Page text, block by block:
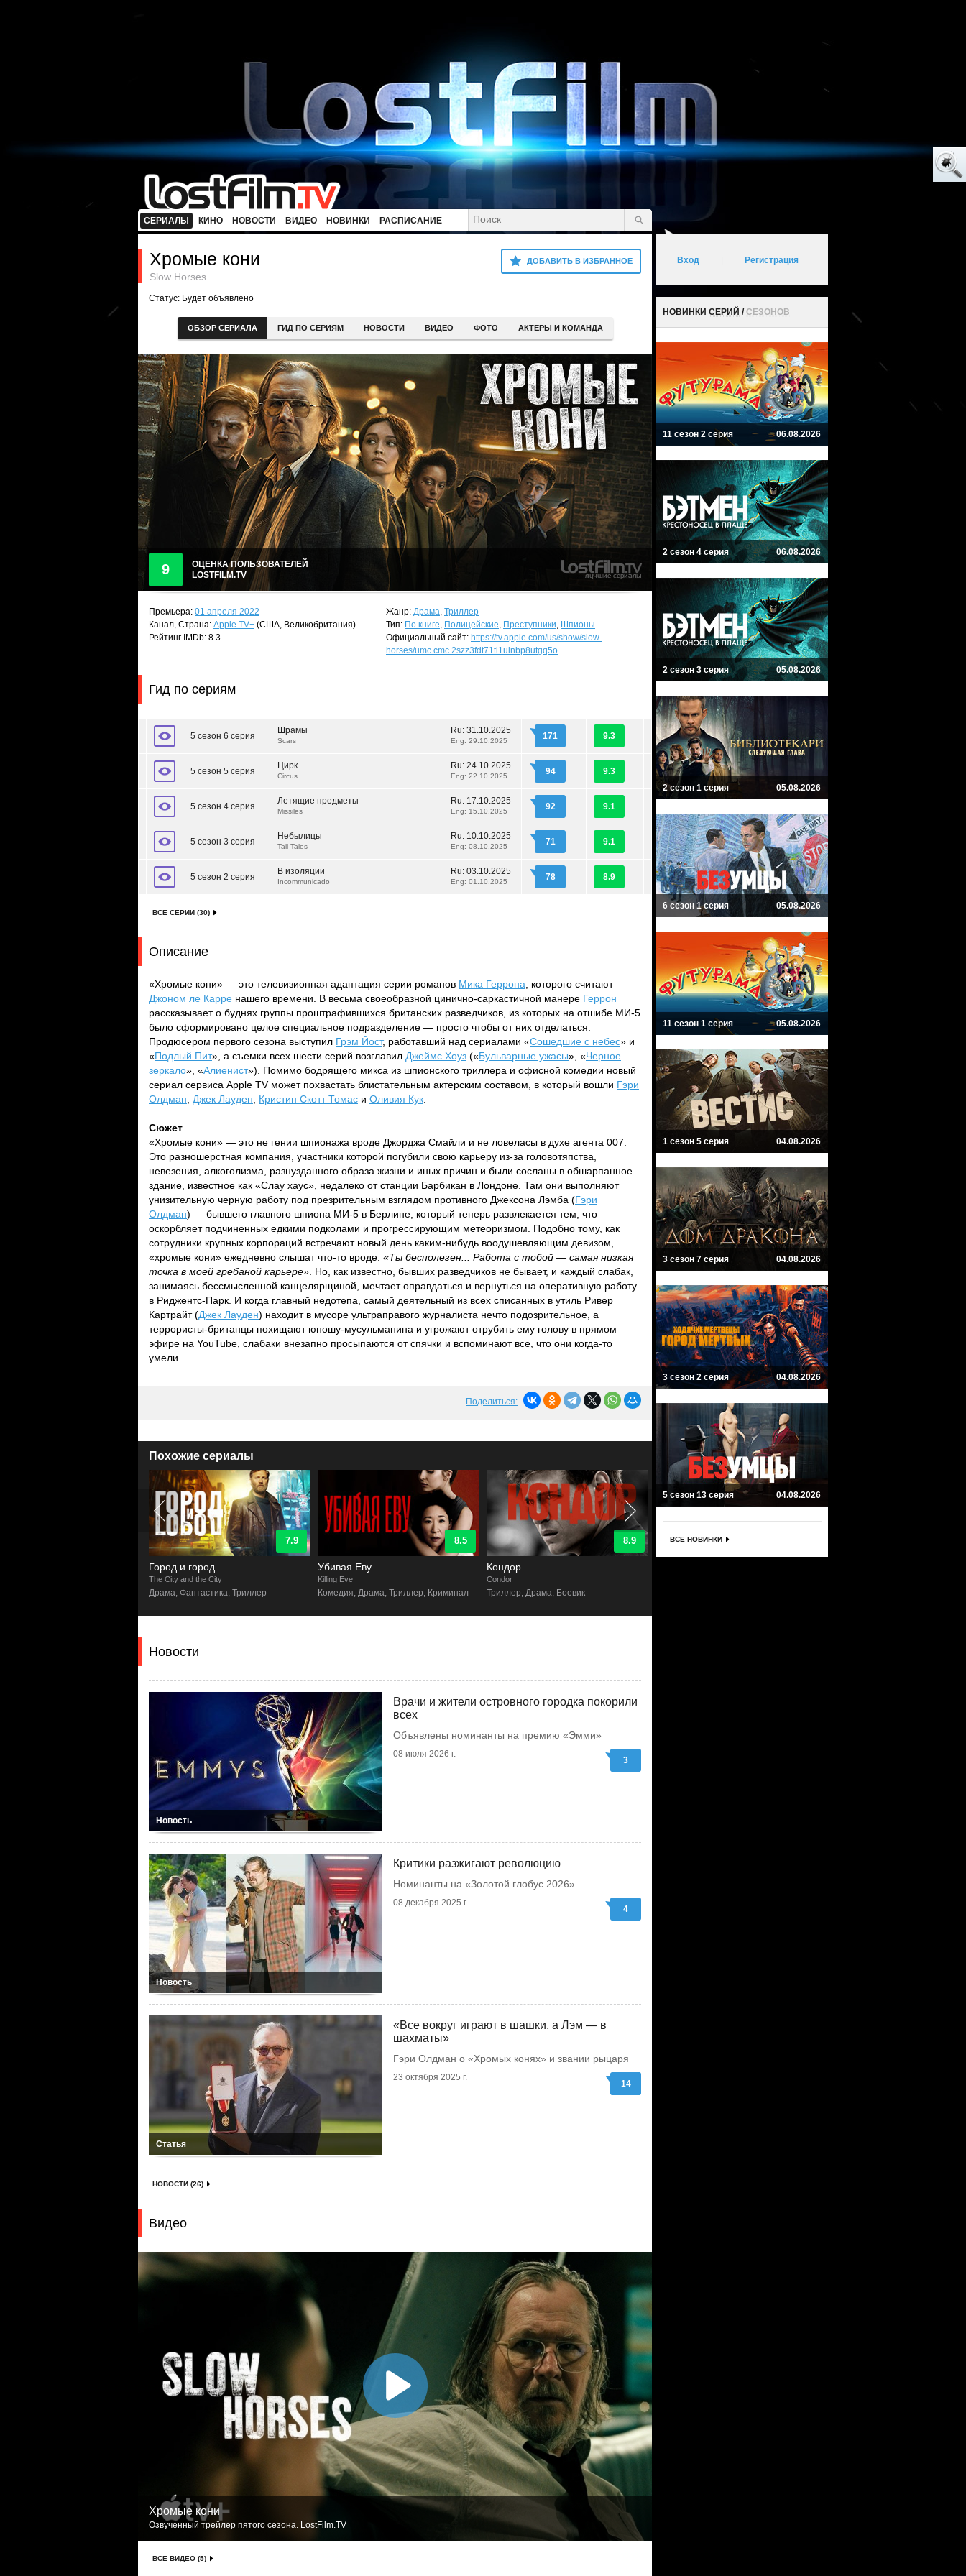
СЕРИАЛЫ КИНО НОВОСТИ ВИДЕО НОВИНКИ РАСПИСАНИЕ
ДОБАВИТЬ В ИЗБРАННОЕ
Хромые кони
Slow Horses
Статус: Будет объявлено
ОБЗОР СЕРИАЛА ГИД ПО СЕРИЯМ НОВОСТИ ВИДЕО ФОТО АКТЕРЫ И КОМАНДА
9
ОЦЕНКА ПОЛЬЗОВАТЕЛЕЙ
LOSTFILM.TV
Премьера: 01 апреля 2022
Канал, Страна: Apple TV+ (США, Великобритания)
Рейтинг IMDb: 8.3
Жанр: Драма, Триллер
Тип: По книге, Полицейские, Преступники, Шпионы
Официальный сайт: https://tv.apple.com/us/show/slow-
horses/umc.cmc.2szz3fdt71tl1ulnbp8utgq5o
Гид по сериям
5 сезон 6 серия
Шрамы
Scars
Ru: 31.10.2025
Eng: 29.10.2025 171 9.3
5 сезон 5 серия
Цирк
Circus
Ru: 24.10.2025
Eng: 22.10.2025 94 9.3
5 сезон 4 серия
Летящие предметы
Missiles
Ru: 17.10.2025
Eng: 15.10.2025 92 9.1
5 сезон 3 серия
Небылицы
Tall Tales
Ru: 10.10.2025
Eng: 08.10.2025 71 9.1
5 сезон 2 серия
В изоляции
Incommunicado
Ru: 03.10.2025
Eng: 01.10.2025 78 8.9
ВСЕ СЕРИИ (30)
Описание
«Хромые кони» — это телевизионная адаптация серии романов Мика Геррона , которого считают
Джоном ле Карре нашего времени. В весьма своеобразной цинично-саркастичной манере Геррон
рассказывает о буднях группы проштрафившихся британских разведчиков, из которых на отшибе МИ-5
было сформировано целое специальное подразделение — просто чтобы от них отделаться.
Продюсером первого сезона выступил Грэм Йост, работавший над сериалами «Сошедшие с небес» и
«Подлый Пит», а съемки всех шести серий возглавил Джеймс Хоуз («Бульварные ужасы», «Черное
зеркало», «Алиенист»). Помимо бодрящего микса из шпионского триллера и офисной комедии новый
сериал сервиса Apple TV может похвастать блистательным актерским составом, в который вошли Гэри
Олдман
Джек Лауден Кристин Скотт Томас и Оливия Кук
Сюжет
«Хромые кони» — это не гении шпионажа вроде Джорджа Смайли и не ловеласы в духе агента 007.
Это разношерстная компания, участники которой погубили свою карьеру из-за головотяпства,
невезения, алкоголизма, разнузданного образа жизни и иных причин и были сосланы в обшарпанное
здание, известное как «Слау хаус», недалеко от станции Барбикан в Лондоне. Там они выполняют
унизительную черную работу под презрительным взглядом противного Джексона Лэмба (Гэри
Олдман) — бывшего главного шпиона МИ-5 в Берлине, который теперь развлекается тем, что
оскорбляет подчиненных едкими подколами и прогрессирующим метеоризмом. Подобно тому, как
сотрудники крупных корпораций встречают новый день каким-нибудь воодушевляющим девизом,
«хромые кони» ежедневно слышат что-то вроде: «Ты бесполезен... Работа с тобой — самая низкая
точка в моей гребаной карьере» . Но, как известно, бывших разведчиков не бывает, и каждый слабак,
занимаясь бессмысленной канцелярщиной, мечтает оправдаться и вернуться на оперативную работу
в Риджентс-Парк. И когда главный недотепа, самый деятельный из всех списанных в утиль Ривер
Картрайт (Джек Лауден) находит в мусоре ультраправого журналиста нечто подозрительное, а
террористы-британцы похищают юношу-мусульманина и угрожают отрубить ему голову в прямом
эфире на YouTube, слабаки внезапно просыпаются от спячки и вспоминают все, что они когда-то
умели.
Поделиться:
Похожие сериалы
7.9
Город и город
The City and the City
Драма, Фантастика, Триллер
8.5
Убивая Еву
Комедия, Драма, Триллер, Криминал Триллер, Драма, Боевик
Новости
Новость
Врачи и жители островного городка покорили
всех
Объявлены номинанты на премию «Эмми»
08 июля 2026 г.
3
Новость
Критики разжигают революцию
Номинанты на «Золотой глобус 2026»
08 декабря 2025 г.
4
Статья
«Все вокруг играют в шашки, а Лэм — в
шахматы»
Гэри Олдман о «Хромых конях» и звании рыцаря
23 октября 2025 г.
14
НОВОСТИ (26)
Видео
Хромые кони
Озвученный трейлер пятого сезона. LostFilm.TV
ВСЕ ВИДЕО (5)
Вход Регистрация
НОВИНКИ СЕРИЙ /СЕЗОНОВ
11 сезон 2 серия 06.08.2026
2 сезон 4 серия 06.08.2026
2 сезон 3 серия 05.08.2026
2 сезон 1 серия 05.08.2026
6 сезон 1 серия 05.08.2026
11 сезон 1 серия 05.08.2026
1 сезон 5 серия 04.08.2026
3 сезон 7 серия 04.08.2026
3 сезон 2 серия 04.08.2026
5 сезон 13 серия 04.08.2026
ВСЕ НОВИНКИ